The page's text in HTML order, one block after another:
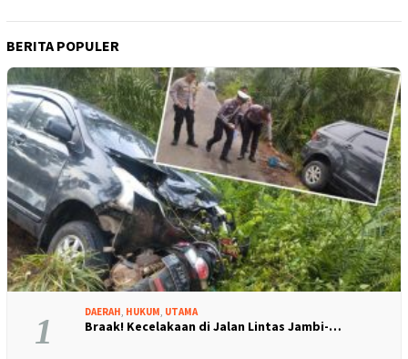
BERITA POPULER
1 DAERAH HUKUM UTAMA
Braak! Kecelakaan di Jalan Lintas Jambi-…